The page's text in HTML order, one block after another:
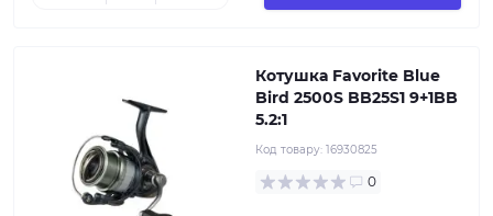
Котушка Favorite Blue
Bird 2500S BB25S1 9+1BB
5.2:1
Код товару: 16930825
0